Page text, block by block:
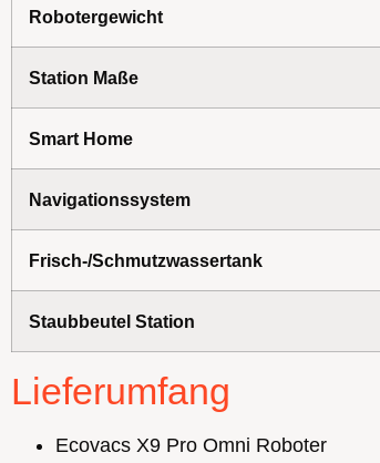
Robotergewicht
Station Maße
Smart Home
Navigationssystem
Frisch-/Schmutzwassertank
Staubbeutel Station
Lieferumfang
Ecovacs X9 Pro Omni Roboter